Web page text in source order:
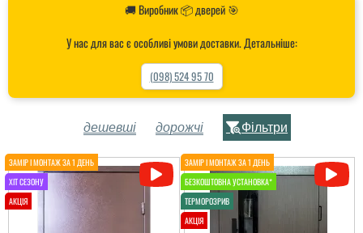
🚚 Виробник 📦 дверей 🎯
У нас для вас є особливі умови доставки. Детальніше:
(098) 524 95 70
дешевші дорожчі Фільтри